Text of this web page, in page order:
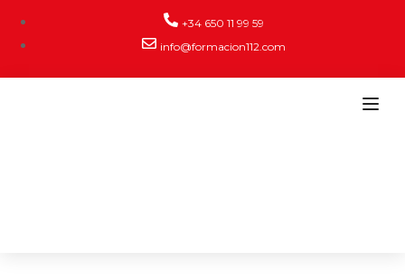
+34 650 11 99 59
info@formacion112.com